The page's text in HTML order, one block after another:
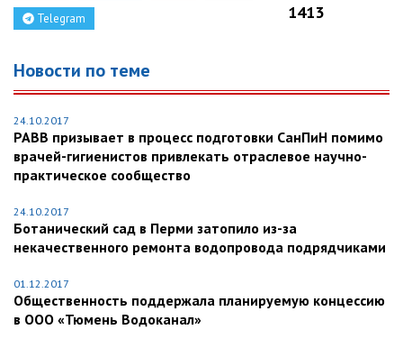
Telegram
1413
Новости по теме
24.10.2017
РАВВ призывает в процесс подготовки СанПиН помимо
врачей-гигиенистов привлекать отраслевое научно-
практическое сообщество
24.10.2017
Ботанический сад в Перми затопило из-за
некачественного ремонта водопровода подрядчиками
01.12.2017
Общественность поддержала планируемую концессию
в ООО «Тюмень Водоканал»